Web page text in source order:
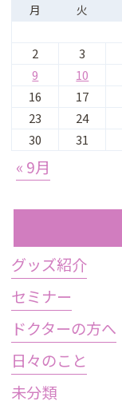
月 火
2
3
9
10
16
17
23
24
30
31
« 9月
グッズ紹介
セミナー
ドクターの方へ
日々のこと
未分類